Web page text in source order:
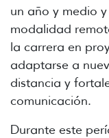
un año y medio
modalidad
la carrera en
adaptarse a
distancia y
comunicación.
Durante este